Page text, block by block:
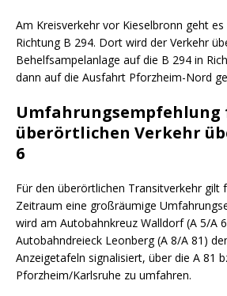
Am Kreisverkehr vor Kieselbronn geht
Richtung B 294. Dort wird der Verkehr
Behelfsampelanlage auf die B 294 in
dann auf die Ausfahrt Pforzheim-Nord
Umfahrungsempfehlung
überörtlichen Verkehr
6
Für den überörtlichen Transitverkehr gilt
Zeitraum eine großräumige
wird am Autobahnkreuz Walldorf (A 5/A
Autobahndreieck Leonberg (A 8/A 81)
Anzeigetafeln signalisiert, über die A 81
Pforzheim/Karlsruhe zu umfahren.